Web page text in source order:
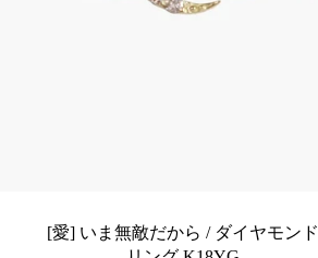
[愛] いま無敵だから / ダイヤモンド